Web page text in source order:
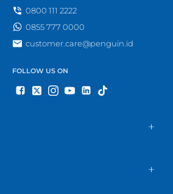
0800 111 2222
0855 777 0000
customer.care@penguin.id
FOLLOW US ON